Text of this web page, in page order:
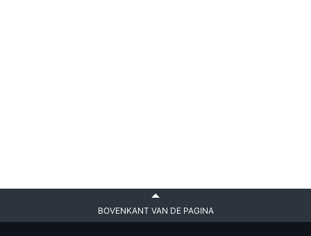
BOVENKANT VAN DE PAGINA